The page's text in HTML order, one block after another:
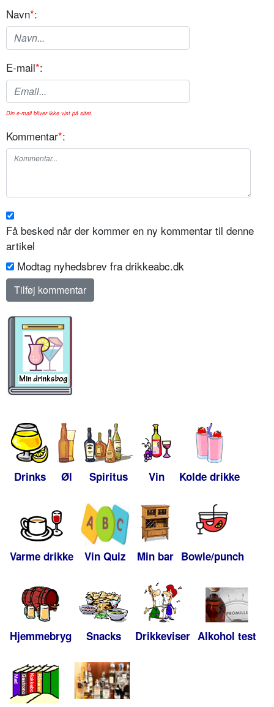
Navn*:
E-mail*:
Din e-mail bliver ikke vist på sitet.
Kommentar*:
Få besked når der kommer en ny kommentar til denne
artikel
Modtag nyhedsbrev fra drikkeabc.dk
Drinks Øl Spiritus Vin Kolde drikke
Varme drikke Vin Quiz Min bar Bowle/punch
Hjemmebryg Snacks Drikkeviser Alkohol test